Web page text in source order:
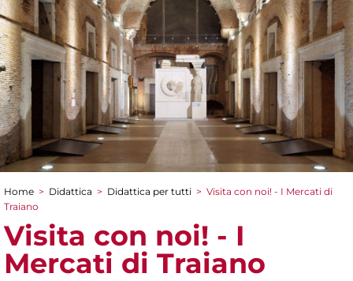
Tu sei qui
Home > Didattica > Didattica per tutti > Visita con noi! - I Mercati di
Traiano
Visita con noi! - I
Mercati di Traiano